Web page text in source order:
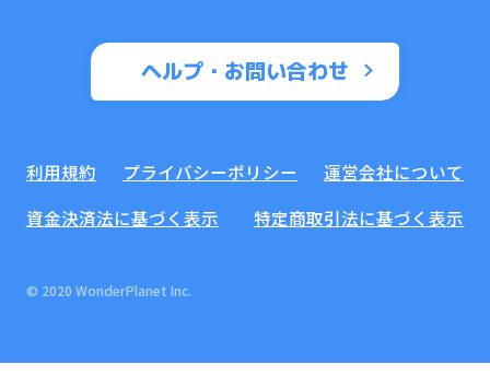
ヘルプ・お問い合わせ
利用規約 プライバシーポリシー
運営会社について
資金決済法に基づく表示
特定商取引法に基づく表示
© 2020 WonderPlanet Inc.